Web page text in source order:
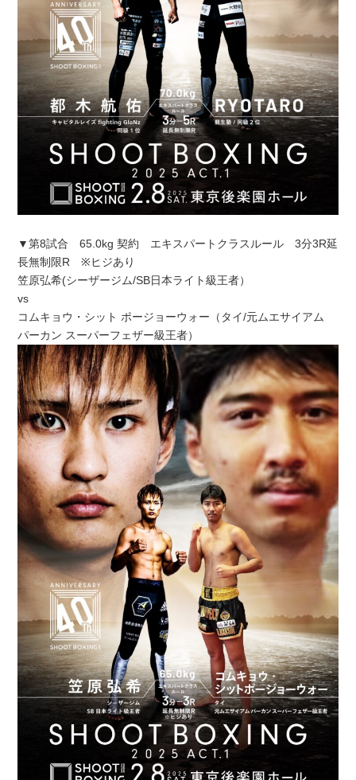
▼第8試合 65.0kg 契約 エキスパートクラスルール 3分3R延
長無制限R ※ヒジあり
笠原弘希(シーザージム/SB日本ライト級王者）
vs
コムキョウ・シット ポージョーウォー（タイ/元ムエサイアム
パーカン スーパーフェザー級王者）